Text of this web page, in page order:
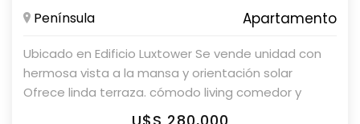
Península Apartamento
Ubicado en Edificio Luxtower Se vende unidad con
hermosa vista a la mansa y orientación solar
Ofrece linda terraza. cómodo living comedor y
cocina 2 dormitorios con 2 baños, 1 suite Cuenta